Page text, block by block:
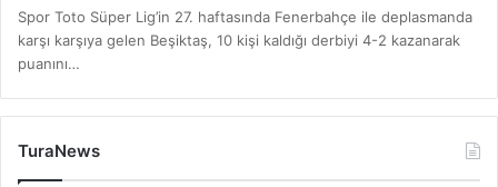
Spor Toto Süper Lig’in 27. haftasında Fenerbahçe ile deplasmanda
karşı karşıya gelen Beşiktaş, 10 kişi kaldığı derbiyi 4-2 kazanarak
puanını…
TuraNews